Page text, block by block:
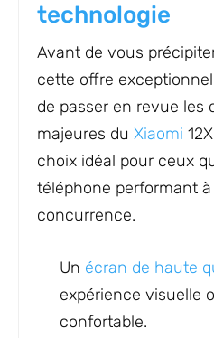
technologie
Avant de vous
cette offre
de passer en revue les
majeures du Xiaomi
choix idéal pour ceux
téléphone performant
concurrence.
Un écran de haute
expérience visuelle
confortable.